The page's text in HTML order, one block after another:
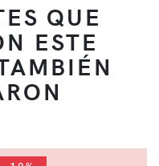
QUE
ESTE